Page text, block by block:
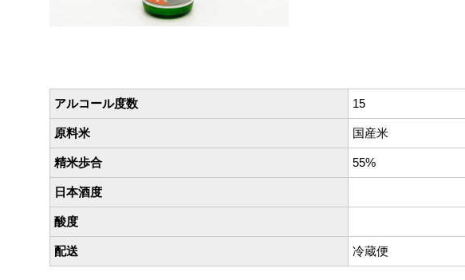
アルコール度数 15
原料米 国産米
精米歩合 55%
日本酒度
酸度
配送 冷蔵便